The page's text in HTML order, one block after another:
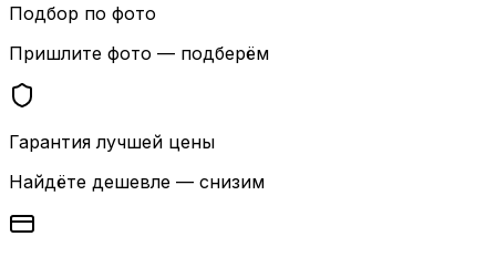
Подбор по фото
Пришлите фото — подберём
Гарантия лучшей цены
Найдёте дешевле — снизим